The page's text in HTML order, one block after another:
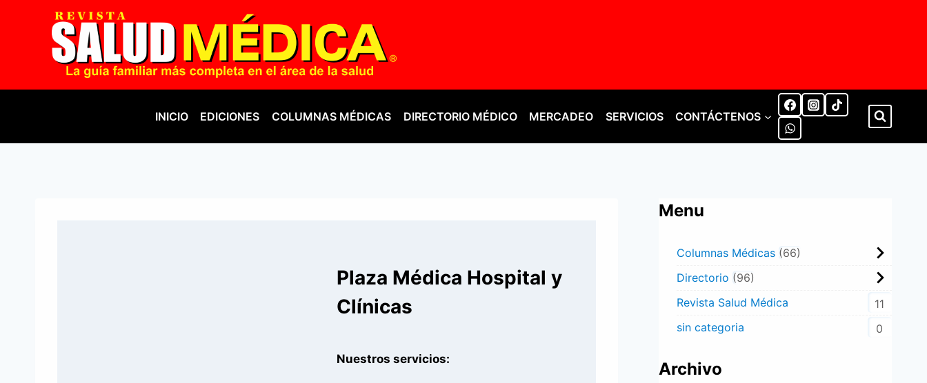
contenido
INICIO EDICIONES COLUMNAS MÉDICAS DIRECTORIO MÉDICO MERCADEO SERVICIOS CONTÁCTENOS
Plaza Médica Hospital y
Clínicas
Nuestros servicios:
Menu
Columnas Médicas
66
Directorio
96
Revista Salud Médica
11
sin categoria
0
Archivo